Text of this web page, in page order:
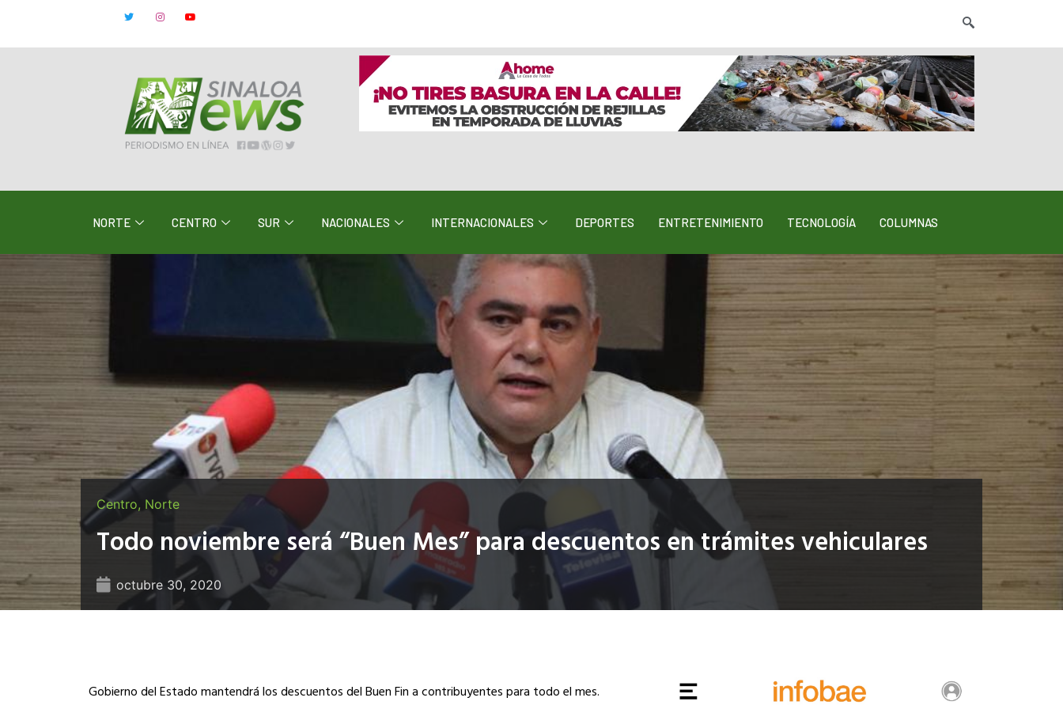
NORTE CENTRO SUR NACIONALES INTERNACIONALES DEPORTES ENTRETENIMIENTO TECNOLOGÍA COLUMNAS
Centro, Norte
Todo noviembre será “Buen Mes” para descuentos en trámites vehiculares
octubre 30, 2020
Gobierno del Estado mantendrá los descuentos del Buen Fin a contribuyentes para todo el mes.